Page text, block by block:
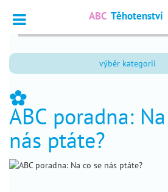
_ Dotazy
Výpočet
termínu
Fórum
čtenářů
ABC Těhotenství
výběr kategorii
_
ABC poradna:
nás ptáte?